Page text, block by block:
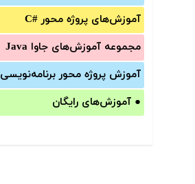
آموزش‌های پروژه محور #C
مجموعه آموزش‌های جاوا Java
آموزش‌ پروژه محور برنامه‌نویسی
● آموزش‌های رایگان